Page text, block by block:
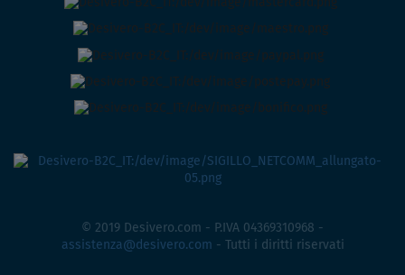
© 2019 Desivero.com - P.IVA 04369310968 -
assistenza@desivero.com - Tutti i diritti riservati